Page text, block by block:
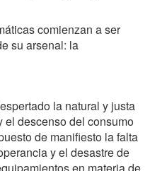
comienzan a ser
su arsenal: la
la natural y justa
el descenso del consumo
de manifiesto la falta
y el desastre de